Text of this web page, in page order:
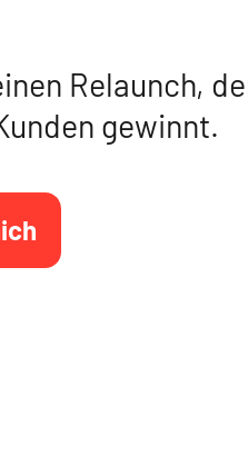
Relaunch,
gewinnt.